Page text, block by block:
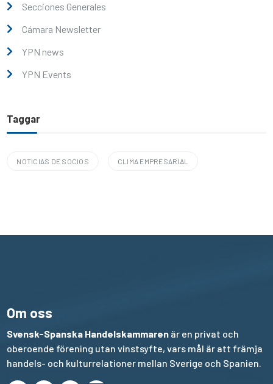
Secciones Generales
Cámara Newsletter
YPN news
YPN Events
Taggar
NOTICIAS DE SOCIOS CLIMA EMPRESARIAL
Om oss
Svensk-Spanska Handelskammaren är en privat och
oberoende förening utan vinstsyfte, vars mål är att främja
handels- och kulturrelationer mellan Sverige och Spanien.